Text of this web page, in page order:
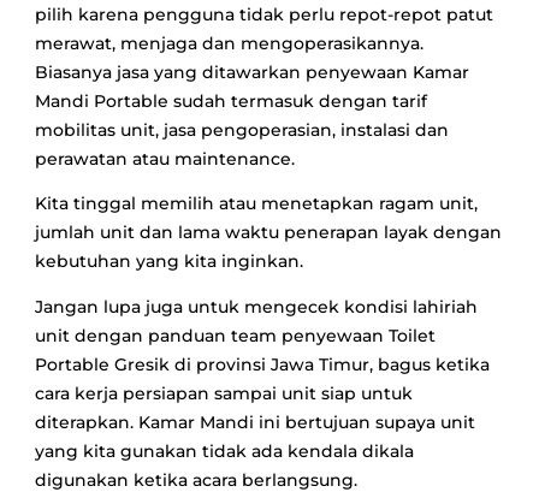
pilih karena pengguna tidak perlu repot-repot patut
merawat, menjaga dan mengoperasikannya.
Biasanya jasa yang ditawarkan penyewaan Kamar
Mandi Portable sudah termasuk dengan tarif
mobilitas unit, jasa pengoperasian, instalasi dan
perawatan atau maintenance.
Kita tinggal memilih atau menetapkan ragam unit,
jumlah unit dan lama waktu penerapan layak dengan
kebutuhan yang kita inginkan.
Jangan lupa juga untuk mengecek kondisi lahiriah
unit dengan panduan team penyewaan Toilet
Portable Gresik di provinsi Jawa Timur, bagus ketika
cara kerja persiapan sampai unit siap untuk
diterapkan. Kamar Mandi ini bertujuan supaya unit
yang kita gunakan tidak ada kendala dikala
digunakan ketika acara berlangsung.